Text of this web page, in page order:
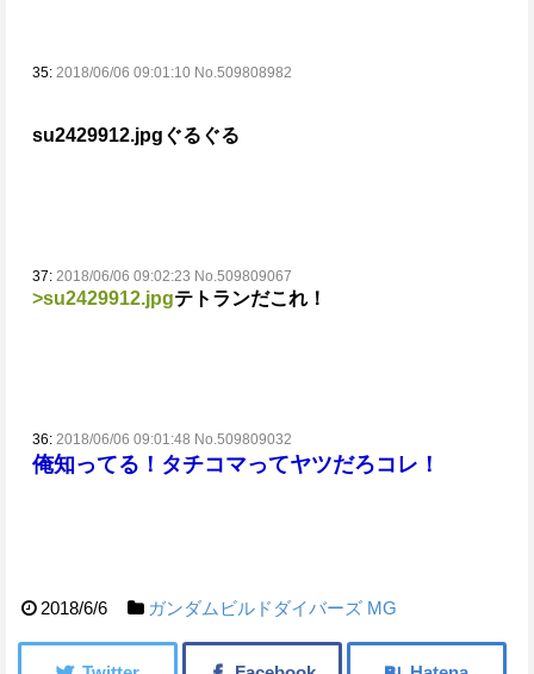
35: 2018/06/06 09:01:10 No.509808982
su2429912.jpg ぐるぐる
37: 2018/06/06 09:02:23 No.509809067
>su2429912.jpgテトランだこれ！
36: 2018/06/06 09:01:48 No.509809032
俺知ってる！タチコマってヤツだろコレ！
2018/6/6 ガンダムビルドダイバーズ MG